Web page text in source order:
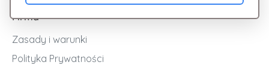
Firma
Zasady i warunki
Polityka Prywatności